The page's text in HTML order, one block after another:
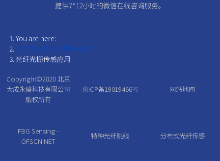
提供7*12小时的微信在线咨询服务。
You are here:
大成永盛光纤光栅传感官网
光纤光栅传感应用
Copyright©2020北京
大成永盛科技有限公司
版权所有
京ICP备19019466号 网站地图
FBG Sensing -
OFSCN.NET
特种光纤跳线 分布式光纤传感